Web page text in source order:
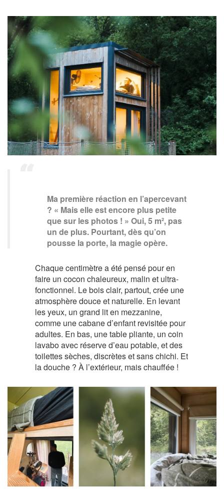
Ma première réaction en l’apercevant
? « Mais elle est encore plus petite
que sur les photos ! » Oui, 5 m², pas
un de plus. Pourtant, dès qu’on
pousse la porte, la magie opère.
Chaque centimètre a été pensé pour en
faire un cocon chaleureux, malin et ultra-
fonctionnel. Le bois clair, partout, crée une
atmosphère douce et naturelle. En levant
les yeux, un grand lit en mezzanine,
comme une cabane d’enfant revisitée pour
adultes. En bas, une table pliante, un coin
lavabo avec réserve d’eau potable, et des
toilettes sèches, discrètes et sans chichi. Et
la douche ? À l’extérieur, mais chauffée !